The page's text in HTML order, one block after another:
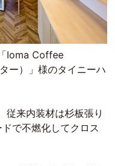
Ioma Coffee
ー）」様のタイニーハ
従来内装材は杉板張り
で不燃化してクロス